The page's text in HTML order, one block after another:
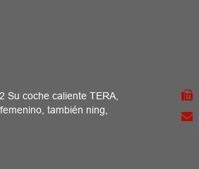
Su coche caliente TERA,
también ning,